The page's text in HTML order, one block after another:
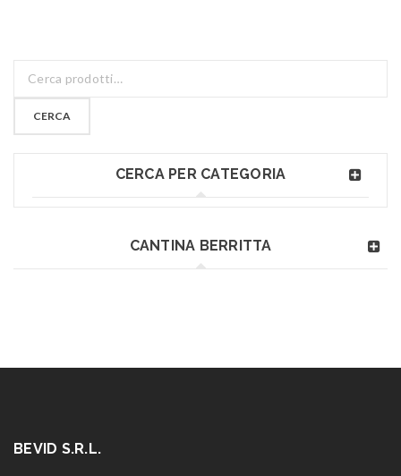
CERCA
CERCA PER CATEGORIA
CANTINA BERRITTA
BEVID S.R.L.